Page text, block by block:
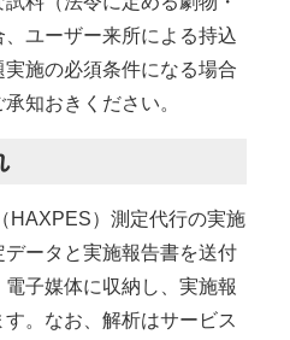
ユーザー来所による持込
施の必須条件になる場合
知おきください。
HAXPES）測定代行の実施
ータと実施報告書を送付
子媒体に収納し、実施報
。なお、解析はサービス